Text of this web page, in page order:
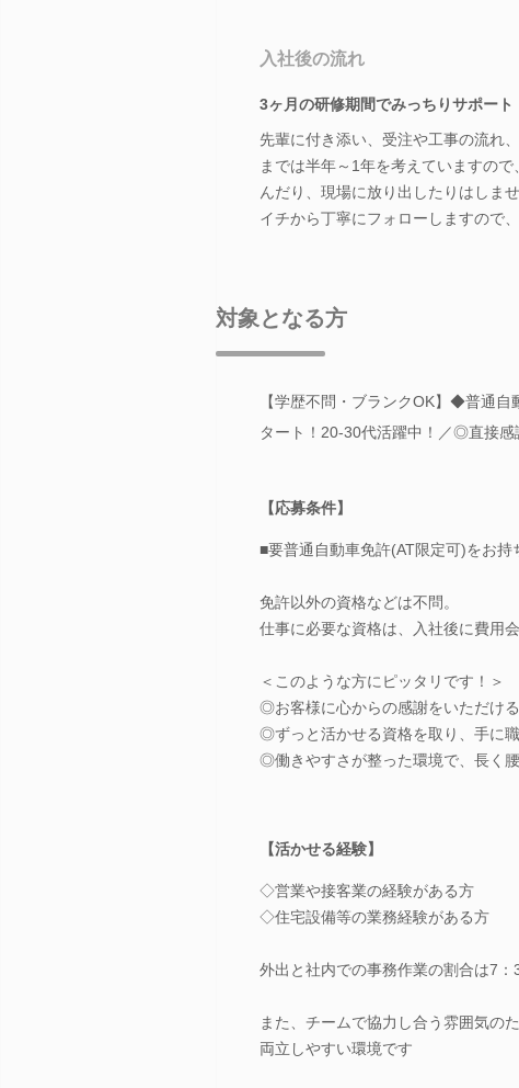
入社後の流れ
3ヶ月の研修期間でみっちりサポート
先輩に付き添い、受注や工事の流れ
までは半年～1年を考えていますの
んだり、現場に放り出したりはしませ
イチから丁寧にフォローしますので
対象となる方
【学歴不問・ブランクOK】◆普通
タート！20-30代活躍中！／◎直接感
【応募条件】
■要普通自動車免許(AT限定可)をお持
免許以外の資格などは不問。
仕事に必要な資格は、入社後に費用
＜このような方にピッタリです！＞
◎お客様に心からの感謝をいただけ
◎ずっと活かせる資格を取り、手に
◎働きやすさが整った環境で、長く
【活かせる経験】
◇営業や接客業の経験がある方
◇住宅設備等の業務経験がある方
外出と社内での事務作業の割合は7
また、チームで協力し合う雰囲気の
両立しやすい環境です